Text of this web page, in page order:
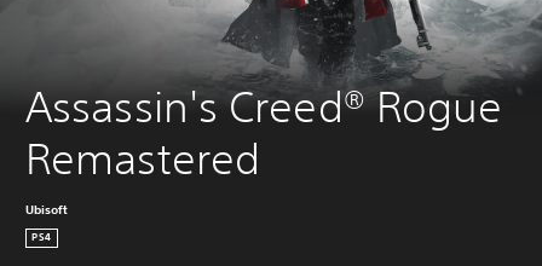
Assassin's Creed® Rogue
Remastered
Ubisoft
PS4